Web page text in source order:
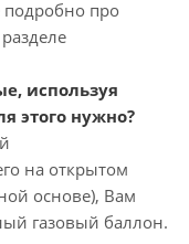
подробно про
используя
этого нужно?
на открытом
основе), Вам
газовый баллон.